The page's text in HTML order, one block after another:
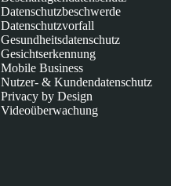
Datenschutzbeschwerde
Datenschutzvorfall
Gesundheitsdatenschutz
Gesichtserkennung
Mobile Business
Nutzer- & Kundendatenschutz
Privacy by Design
Videoüberwachung